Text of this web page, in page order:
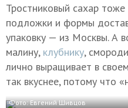
Тростниковый сахар
подложки и формы
упаковку — из Москвы. А
малину, клубнику,
лично выращивает в
так вкуснее, потому что
Фото: Евгений Шивцов